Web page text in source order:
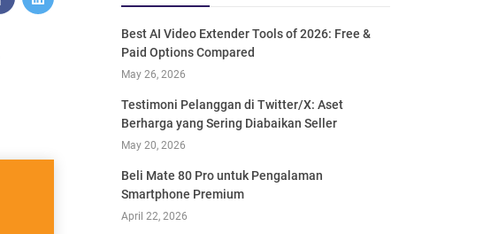
Best AI Video Extender Tools of 2026: Free &
Paid Options Compared
May 26, 2026
Testimoni Pelanggan di Twitter/X: Aset
Berharga yang Sering Diabaikan Seller
May 20, 2026
Beli Mate 80 Pro untuk Pengalaman
Smartphone Premium
April 22, 2026